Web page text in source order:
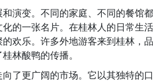
演变。不同的家庭、不同的餐馆
的一张名片。在桂林人的日常生
欢乐。许多外地游客来到桂林，
林酸鸭的传播。
了更广阔的市场。它以其独特的